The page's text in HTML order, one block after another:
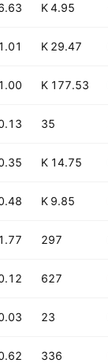
4.95 K
29.47 K
1.01
177.53 K
1.00
35
14.75 K
9.85 K
297
1.77
627
23
336